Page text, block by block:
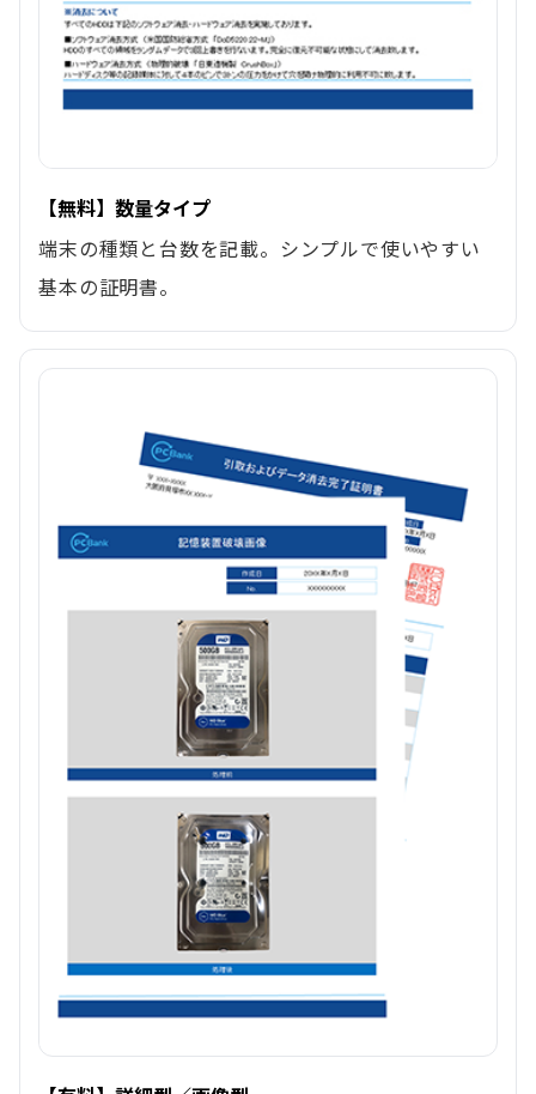
【無料】数量タイプ
端末の種類と台数を記載。シンプルで使いやすい
基本の証明書。